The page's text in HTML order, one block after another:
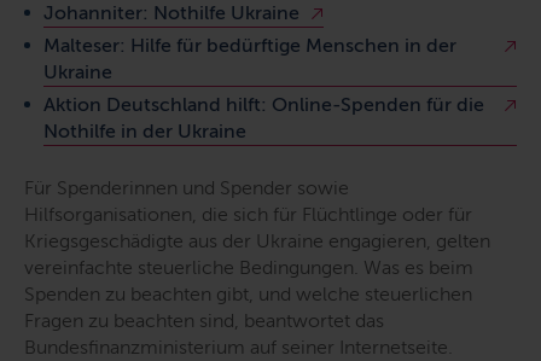
Johanniter: Nothilfe Ukraine
Malteser: Hilfe für bedürftige Menschen in der
Ukraine
Aktion Deutschland hilft: Online-Spenden für die
Nothilfe in der Ukraine
Für Spenderinnen und Spender sowie
Hilfsorganisationen, die sich für Flüchtlinge oder für
Kriegsgeschädigte aus der Ukraine engagieren, gelten
vereinfachte steuerliche Bedingungen. Was es beim
Spenden zu beachten gibt, und welche steuerlichen
Fragen zu beachten sind, beantwortet das
Bundesfinanzministerium auf seiner Internetseite.